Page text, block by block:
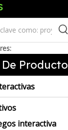
Producto
interactiva